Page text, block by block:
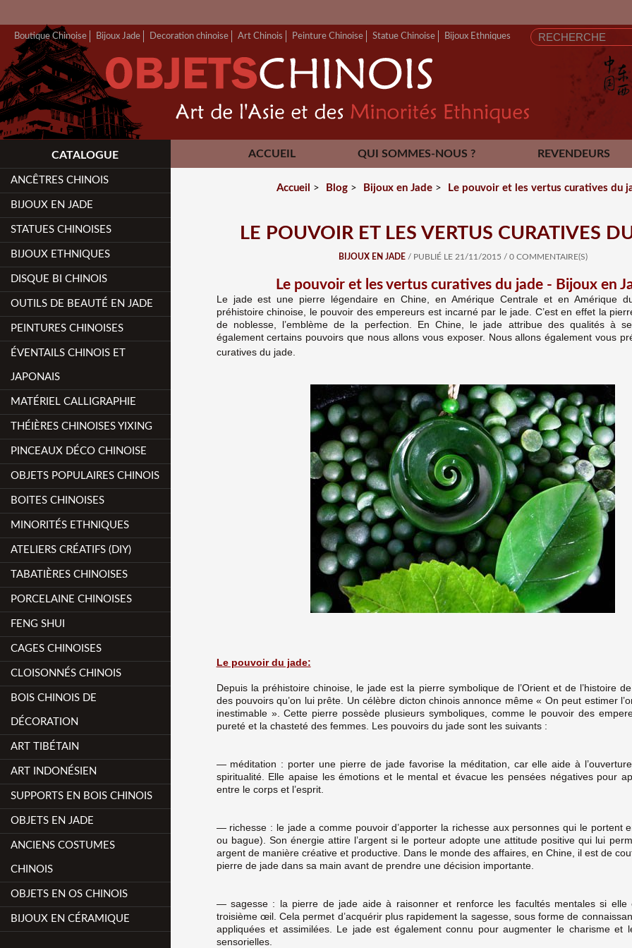
Boutique Chinoise Bijoux Jade Decoration chinoise Art Chinois Peinture Chinoise Statue Chinoise Bijoux Ethniques
ACCUEIL QUI SOMMES-NOUS ? REVENDEURS
CONTACT
CATALOGUE
ANCÊTRES CHINOIS
BIJOUX EN JADE
STATUES CHINOISES
BIJOUX ETHNIQUES
DISQUE BI CHINOIS
OUTILS DE BEAUTÉ EN JADE
PEINTURES CHINOISES
ÉVENTAILS CHINOIS ET
JAPONAIS
MATÉRIEL CALLIGRAPHIE
THÉIÈRES CHINOISES YIXING
PINCEAUX DÉCO CHINOISE
OBJETS POPULAIRES CHINOIS
BOITES CHINOISES
MINORITÉS ETHNIQUES
ATELIERS CRÉATIFS (DIY)
TABATIÈRES CHINOISES
PORCELAINE CHINOISES
FENG SHUI
CAGES CHINOISES
CLOISONNÉS CHINOIS
BOIS CHINOIS DE
DÉCORATION
ART TIBÉTAIN
ART INDONÉSIEN
SUPPORTS EN BOIS CHINOIS
OBJETS EN JADE
ANCIENS COSTUMES
CHINOIS
OBJETS EN OS CHINOIS
BIJOUX EN CÉRAMIQUE
Accueil > Blog > Bijoux en Jade > Le pouvoir et les vertus curatives du
LE POUVOIR ET LES VERTUS CURATIVES
BIJOUX EN JADE / PUBLIÉ LE 21/11/2015 /0 COMMENTAIRE(S)
Le pouvoir et les vertus curatives du jade - Bijoux en
Le jade est une pierre légendaire en Chine, en Amérique Centrale et en Amérique
préhistoire chinoise, le pouvoir des empereurs est incarné par le jade. C’est en effet la
de noblesse, l’emblème de la perfection. En Chine, le jade attribue des qualités à
également certains pouvoirs que nous allons vous exposer. Nous allons également vous
curatives du jade.
Le pouvoir du jade:
Depuis la préhistoire chinoise, le jade est la pierre symbolique de l’Orient et de l’histoire
des pouvoirs qu’on lui prête. Un célèbre dicton chinois annonce même « On peut estimer
inestimable ». Cette pierre possède plusieurs symboliques, comme le pouvoir des
pureté et la chasteté des femmes. Les pouvoirs du jade sont les suivants :
— méditation : porter une pierre de jade favorise la méditation, car elle aide à
spiritualité. Elle apaise les émotions et le mental et évacue les pensées négatives pour
entre le corps et l’esprit.
— richesse : le jade a comme pouvoir d’apporter la richesse aux personnes qui le portent
ou bague). Son énergie attire l’argent si le porteur adopte une attitude positive qui lui
argent de manière créative et productive. Dans le monde des affaires, en Chine, il est de
pierre de jade dans sa main avant de prendre une décision importante.
— sagesse : la pierre de jade aide à raisonner et renforce les facultés mentales si elle
troisième œil. Cela permet d’acquérir plus rapidement la sagesse, sous forme de
appliquées et assimilées. Le jade est également connu pour augmenter le charisme et
sensorielles.